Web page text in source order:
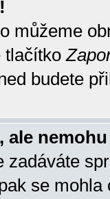
můžeme
tlačítko
budete
ale
zadáváte
se